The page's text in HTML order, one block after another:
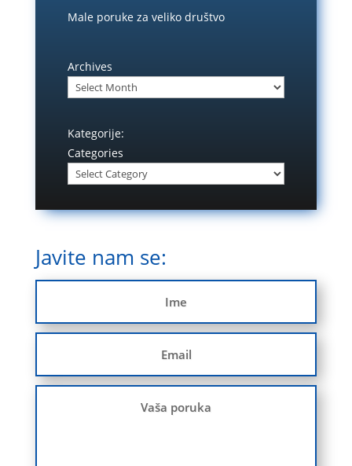
Male poruke za veliko društvo
Archives
Kategorije:
Categories
Javite nam se: